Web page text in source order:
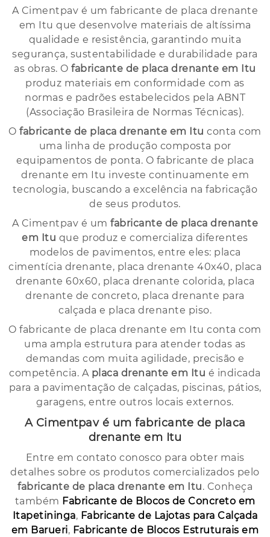
A Cimentpav é um fabricante de placa drenante
em Itu que desenvolve materiais de altíssima
qualidade e resistência, garantindo muita
segurança, sustentabilidade e durabilidade para
as obras. Ofabricante de placa drenante em Itu
produz materiais em conformidade com as
normas e padrões estabelecidos pela ABNT
(Associação Brasileira de Normas Técnicas).
Ofabricante de placa drenante em Itu conta com
uma linha de produção composta por
equipamentos de ponta. O fabricante de placa
drenante em Itu investe continuamente em
tecnologia, buscando a excelência na fabricação
de seus produtos.
A Cimentpav é umfabricante de placa drenante
em Itu que produz e comercializa diferentes
modelos de pavimentos, entre eles: placa
cimentícia drenante, placa drenante 40x40, placa
drenante 60x60, placa drenante colorida, placa
drenante de concreto, placa drenante para
calçada e placa drenante piso.
O fabricante de placa drenante em Itu conta com
uma ampla estrutura para atender todas as
demandas com muita agilidade, precisão e
competência. A placa drenante em Itu é indicada
para a pavimentação de calçadas, piscinas, pátios,
garagens, entre outros locais externos.
A Cimentpav é um fabricante de placa
drenante em Itu
Entre em contato conosco para obter mais
detalhes sobre os produtos comercializados pelo
fabricante de placa drenante em Itu. Conheça
também Fabricante de Blocos de Concreto em
Itapetininga, Fabricante de Lajotas para Calçada
em Barueri, Fabricante de Blocos Estruturais em